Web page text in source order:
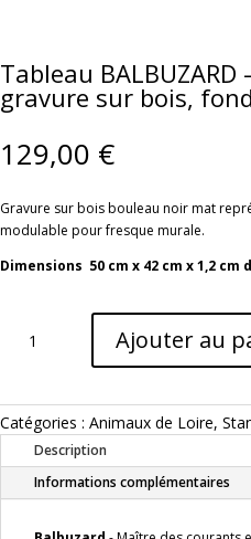
Tableau
gravure sur bois,
129,00 €
Gravure sur bois bouleau noir mat
modulable pour fresque murale.
Dimensions 50 cm x 42 cm x 1,2 cm
–
Animal
en
Ajouter au
Catégories : Animaux de Loire,
Description
Informations complémentaires